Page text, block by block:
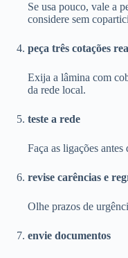
Se usa pouco, vale a
considere sem
peça três cotações
Exija a lâmina com
da rede local.
teste a rede
Faça as ligações antes
revise carências e
Olhe prazos de
envie documentos